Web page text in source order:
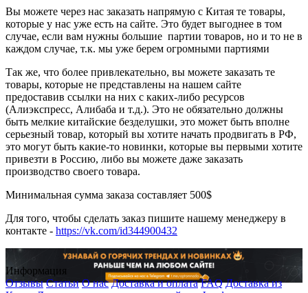
Вы можете через нас заказать напрямую с Китая те товары,
которые у нас уже есть на сайте. Это будет выгоднее в том
случае, если вам нужны большие партии товаров, но и то не в
каждом случае, т.к. мы уже берем огромными партиями
Так же, что более привлекательно, вы можете заказать те
товары, которые не представлены на нашем сайте
предоставив ссылки на них с каких-либо ресурсов
(Алиэкспресс, Алибаба и т.д.). Это не обязательно должны
быть мелкие китайские безделушки, это может быть вполне
серьезный товар, который вы хотите начать продвигать в РФ,
это могут быть какие-то новинки, которые вы первыми хотите
привезти в Россию, либо вы можете даже заказать
производство своего товара.
Минимальная сумма заказа составляет 500$
Для того, чтобы сделать заказ пишите нашему менеджеру в
контакте - https://vk.com/id344900432
Информация
Отзывы Статьи О нас Доставка и оплата FAQ Доставка из